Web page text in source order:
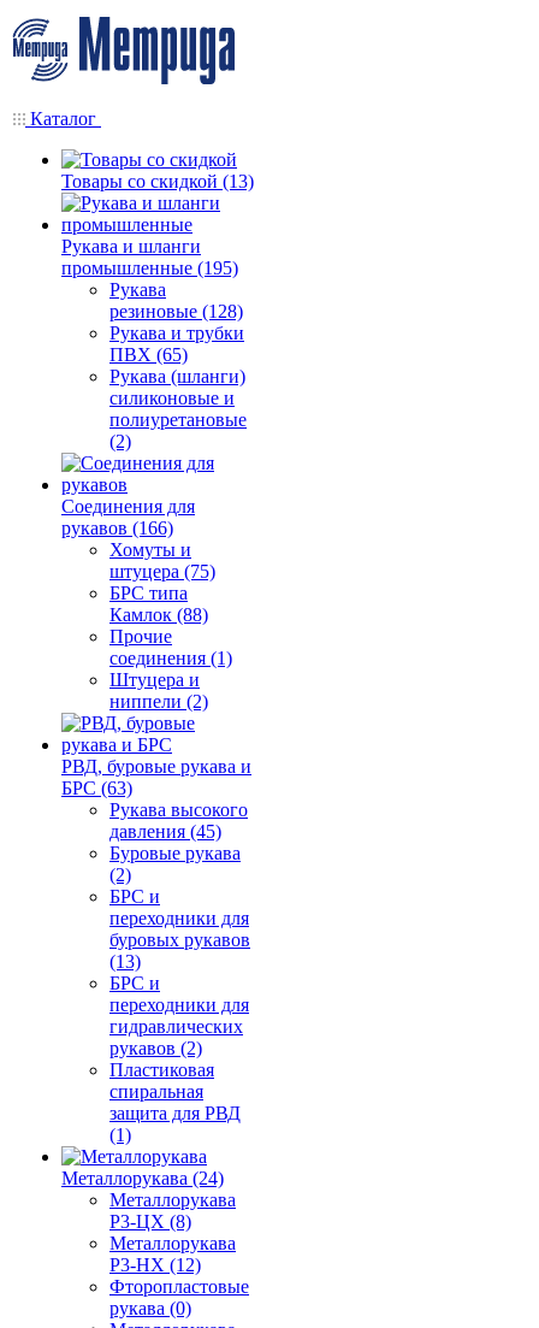
Каталог
Товары со скидкой (13)
Рукава и шланги
промышленные (195)
Рукава
резиновые (128)
Рукава и трубки
ПВХ (65)
Рукава (шланги)
силиконовые и
полиуретановые
(2)
Соединения для
рукавов (166)
Хомуты и
штуцера (75)
БРС типа
Камлок (88)
Прочие
соединения (1)
Штуцера и
ниппели (2)
РВД, буровые рукава и
БРС (63)
Рукава высокого
давления (45)
Буровые рукава
(2)
БРС и
переходники для
буровых рукавов
(13)
БРС и
переходники для
гидравлических
рукавов (2)
Пластиковая
спиральная
защита для РВД
(1)
Металлорукава (24)
Металлорукава
Р3-ЦХ (8)
Металлорукава
Р3-НХ (12)
Фторопластовые
рукава (0)